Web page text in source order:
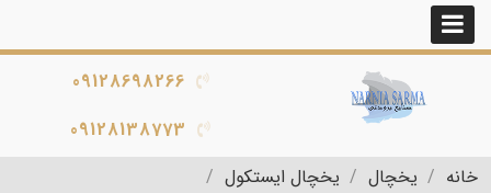
09128698266
09128138773
خانه
یخچال
یخچال ایستکول